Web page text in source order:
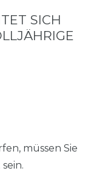
0
0,00 EUR
SICH
P
müssen Sie